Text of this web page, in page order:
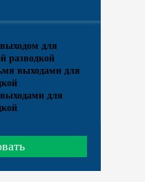
для
разводкой
выходами для
для